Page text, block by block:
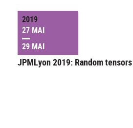
2019
27 MAI
29 MAI
JPMLyon 2019: Random